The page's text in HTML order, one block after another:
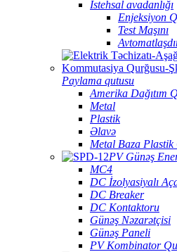
İstehsal avadanlığı
Enjeksiyon
Test Maşını
Paylama qutusu
Amerika Dağıtım
Metal
Plastik
Əlavə
Metal Baza Plastik
PV Günəş
MC4
DC İzolyasiyalı
DC Breaker
DC Kontaktoru
Günəş Nəzarətçisi
Günəş Paneli
PV Kombinator